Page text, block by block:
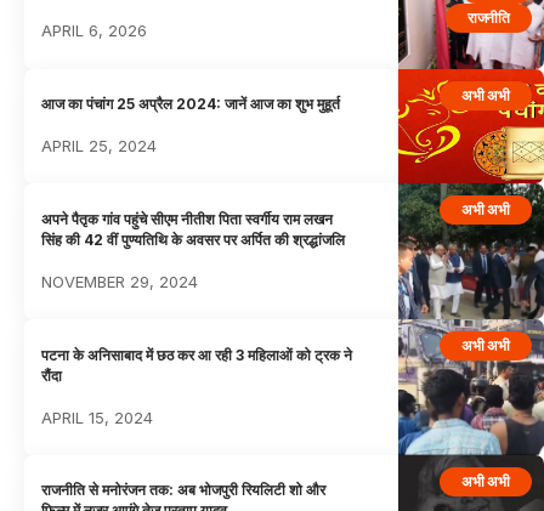
राजनीति
APRIL 6, 2026
अभी अभी
आज का पंचांग 25 अप्रैल 2024: जानें आज का शुभ मुहूर्त
APRIL 25, 2024
अभी अभी
अपने पैतृक गांव पहुंचे सीएम नीतीश पिता स्वर्गीय राम लखन
सिंह की 42 वीं पुण्यतिथि के अवसर पर अर्पित की श्रद्धांजलि
NOVEMBER 29, 2024
अभी अभी
पटना के अनिसाबाद में छठ कर आ रही 3 महिलाओं को ट्रक ने
रौंदा
APRIL 15, 2024
अभी अभी
राजनीति से मनोरंजन तक: अब भोजपुरी रियलिटी शो और